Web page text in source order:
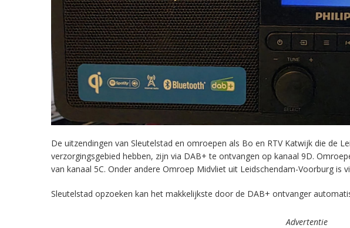
De uitzendingen van Sleutelstad en omroepen als Bo en RTV Katwijk die de
verzorgingsgebied hebben, zijn via DAB+ te ontvangen op kanaal 9D.
van kanaal 5C. Onder andere Omroep Midvliet uit Leidschendam-Voorburg is
Sleutelstad opzoeken kan het makkelijkste door de DAB+ ontvanger
Advertentie